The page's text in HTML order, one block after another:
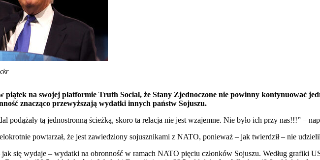
piątek na swojej platformie Truth Social, że Stany Zjednoczone nie powinny kontynuować
znacząco przewyższają wydatki innych państw Sojuszu.
podążały tą jednostronną ścieżką, skoro ta relacja nie jest wzajemne. Nie było ich przy nas!!!” –
powtarzał, że jest zawiedziony sojusznikami z NATO, ponieważ – jak twierdził – nie
się wydaje – wydatki na obronność w ramach NATO pięciu członków Sojuszu. Według grafiki